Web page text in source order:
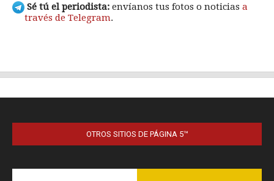
OTROS SITIOS DE PÁGINA 5™